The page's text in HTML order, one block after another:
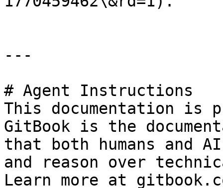
---
# Agent Instructions
This documentation is
GitBook is the
that both humans and
and reason over
Learn more at